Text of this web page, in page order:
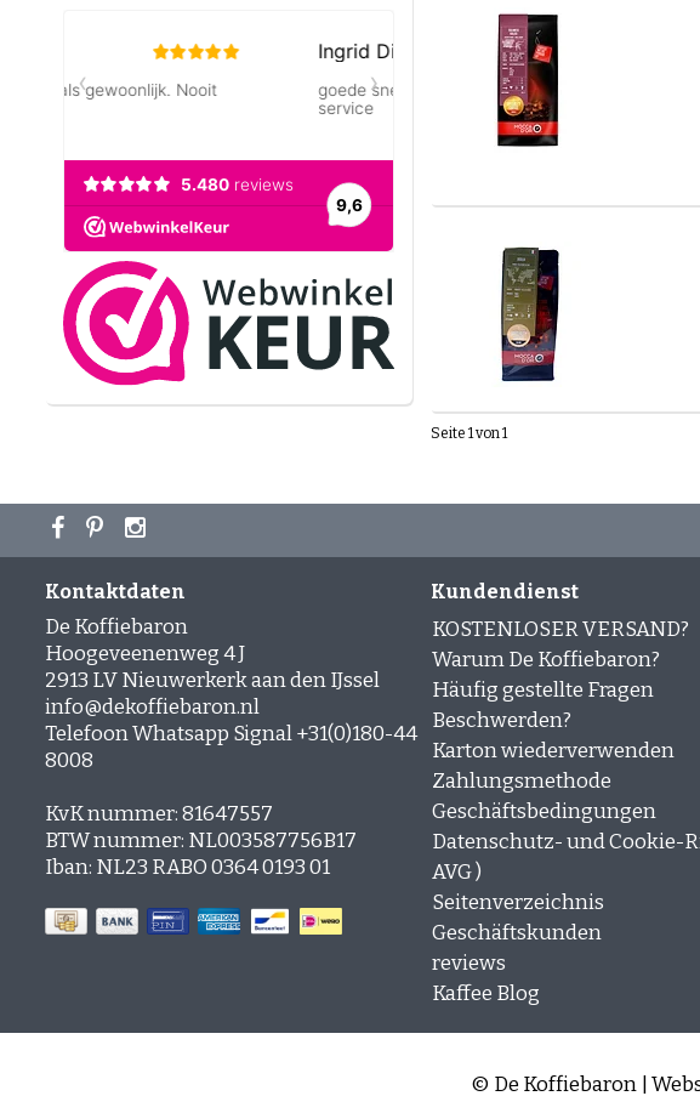
Seite 1 von 1
Kontaktdaten
De Koffiebaron
Hoogeveenenweg 4 J
2913 LV Nieuwerkerk aan den IJssel
info@dekoffiebaron.nl
Telefoon Whatsapp Signal +31(0)180-44
8008
KvK nummer: 81647557
BTW nummer: NL003587756B17
Iban: NL23 RABO 0364 0193 01
Kundendienst
KOSTENLOSER VERSAND?
Warum De Koffiebaron?
Häufig gestellte Fragen
Beschwerden?
Karton wiederverwenden
Zahlungsmethode
Geschäftsbedingungen
Datenschutz- und Cookie-
AVG )
Seitenverzeichnis
Geschäftskunden
reviews
Kaffee Blog
© De Koffiebaron |